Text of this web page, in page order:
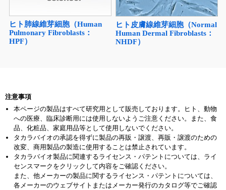
ヒト肺線維芽細胞（Human
Pulmonary Fibroblasts：
HPF）
ヒト皮膚線維芽細胞（Normal
Human Dermal Fibroblasts：
NHDF）
注意事項
本ページの製品はすべて研究用として販売しております。ヒト、動物
への医療、臨床診断用には使用しないようご注意ください。また、食
品、化粧品、家庭用品等として使用しないでください。
タカラバイオの承認を得ずに製品の再販・譲渡、再販・譲渡のための
改変、商用製品の製造に使用することは禁止されています。
タカラバイオ製品に関連するライセンス・パテントについては、ライ
センスマークをクリックして内容をご確認ください。
また、他メーカーの製品に関するライセンス・パテントについては、
各メーカーのウェブサイトまたはメーカー発行のカタログ等でご確認